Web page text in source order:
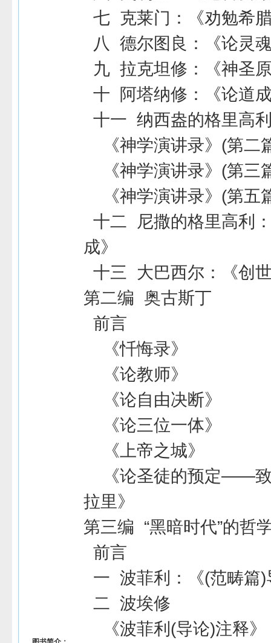
七 克莱门：《劝勉希
八 德尔图良：《论灵
九 拉克坦修：《神圣
十 阿塔纳修：《论道
十一 纳西盎的格里高
《神学演讲录》(第二
《神学演讲录》(第三
《神学演讲录》(第五
十二 尼撒的格里高利
成》
十三 大巴西尔：《创
第二编 奥古斯丁
前言
《忏悔录》
《论教师》
《论自由决断》
《论三位一体》
《上帝之城》
《论圣徒的预定——致
拉里》
第三编 “黑暗时代”的哲
前言
一 波菲利：《(范畴篇)
二 波埃修
《波菲利(导论)注释》